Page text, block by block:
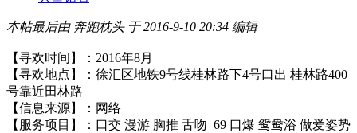
本帖最后由 奔跑枕头 于 2016-9-10 20:34 编辑
【寻欢时间】：2016年8月
【寻欢地点】：徐汇区地铁9号线桂林路下4号口出 桂林路400
号靠近田林路
【信息来源】：网络
【服务项目】：口交 漫游 胸推 舌吻 69 口爆 鸳鸯浴 做爱姿势